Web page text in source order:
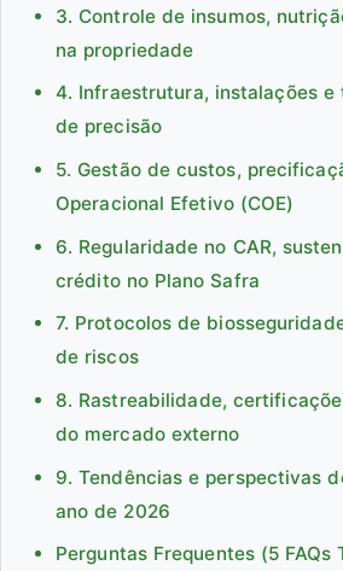
3. Controle de insumos,
na propriedade
4. Infraestrutura, instalações e
de precisão
5. Gestão de custos,
Operacional Efetivo (COE)
6. Regularidade no CAR,
crédito no Plano Safra
7. Protocolos de
de riscos
8. Rastreabilidade,
do mercado externo
9. Tendências e perspectivas
ano de 2026
Perguntas Frequentes (5 FAQs